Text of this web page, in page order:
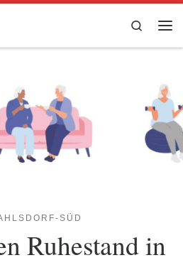
Search
SÜD
Ruhestand in